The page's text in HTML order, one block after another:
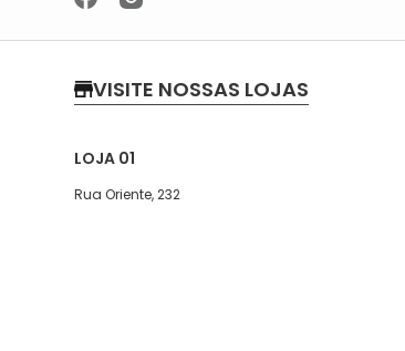
VISITE NOSSAS LOJAS
LOJA 01
Rua Oriente, 232